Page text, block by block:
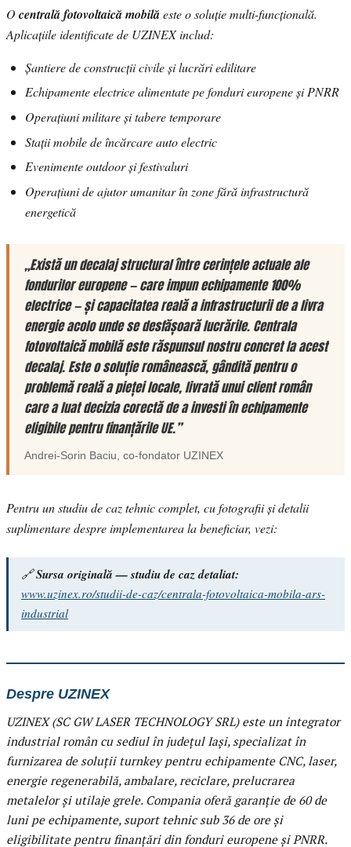
Ocentrală fotovoltaică mobilăeste o soluție multi-funcțională.
Aplicațiile identificate de UZINEX includ:
Șantiere de construcții civile și lucrări edilitare
Echipamente electrice alimentate pe fonduri europene și PNRR
Operațiuni militare și tabere temporare
Stații mobile de încărcare auto electric
Evenimente outdoor și festivaluri
Operațiuni de ajutor umanitar în zone fără infrastructură
energetică
„Există un decalaj structural între cerințele actuale ale
fondurilor europene — care impun echipamente 100%
electrice — și capacitatea reală a infrastructurii de a livra
energie acolo unde se desfășoară lucrările. Centrala
fotovoltaică mobilă este răspunsul nostru concret la acest
decalaj. Este o soluție românească, gândită pentru o
problemă reală a pieței locale, livrată unui client român
care a luat decizia corectă de a investi în echipamente
eligibile pentru finanțările UE.”
Andrei-Sorin Baciu, co-fondator UZINEX
Pentru un studiu de caz tehnic complet, cu fotografii și detalii
suplimentare despre implementarea la beneficiar, vezi:
🔗Sursa originală — studiu de caz detaliat:
www.uzinex.ro/studii-de-caz/centrala-fotovoltaica-mobila-ars-
industrial
Despre UZINEX
UZINEX (SC GW LASER TECHNOLOGY SRL) este un integrator
industrial român cu sediul în județul Iași, specializat în
furnizarea de soluții turnkey pentru echipamente CNC, laser,
energie regenerabilă, ambalare, reciclare, prelucrarea
metalelor și utilaje grele. Compania oferă garanție de 60 de
luni pe echipamente, suport tehnic sub 36 de ore și
eligibilitate pentru finanțări din fonduri europene și PNRR.